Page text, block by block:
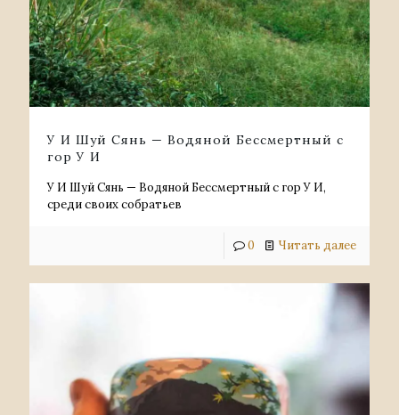
У И Шуй Сянь — Водяной Бессмертный с
гор У И
У И Шуй Сянь — Водяной Бессмертный с гор У И,
среди своих собратьев
0 Читать далее